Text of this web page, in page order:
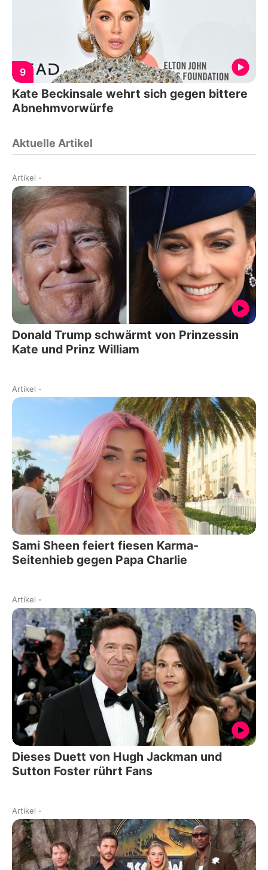
9
Kate Beckinsale wehrt sich gegen bittere
Abnehmvorwürfe
Aktuelle Artikel
Artikel -
Donald Trump schwärmt von Prinzessin
Kate und Prinz William
Artikel -
Sami Sheen feiert fiesen Karma-
Seitenhieb gegen Papa Charlie
Artikel -
Dieses Duett von Hugh Jackman und
Sutton Foster rührt Fans
Artikel -